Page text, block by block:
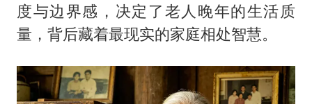
度与边界感，决定了老人晚年的生活质
量，背后藏着最现实的家庭相处智慧。